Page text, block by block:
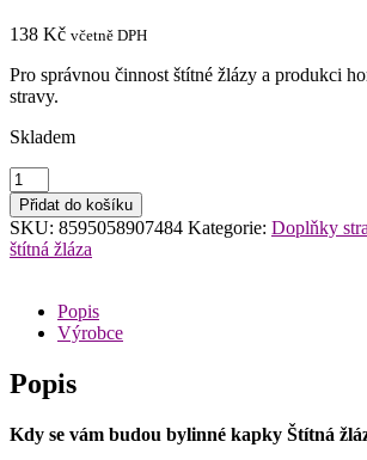
138 Kč včetně DPH
Pro správnou činnost štítné žlázy a produkci
stravy.
Skladem
Dr.Popov
Štítná
žláza
snížená
originální
kapky
množství
Přidat do košíku
SKU: 8595058907484 Kategorie: Doplňky
štítná žláza
Popis
Výrobce
Popis
Kdy se vám budou bylinné kapky Štítná